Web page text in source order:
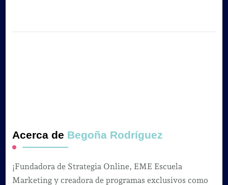
Acerca de Begoña Rodríguez
¡Fundadora de Strategia Online, EME Escuela
Marketing y creadora de programas exclusivos como